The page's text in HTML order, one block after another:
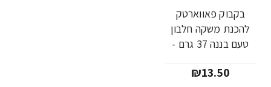
בקבוק פאווארטק
להכנת משקה חלבון
טעם בננה 37 גרם -
Nutrition
₪13.50